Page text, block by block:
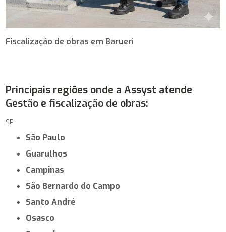
Fiscalização de obras em Barueri
Principais regiões onde a Assyst atende
Gestão e fiscalização de obras:
SP
São Paulo
Guarulhos
Campinas
São Bernardo do Campo
Santo André
Osasco